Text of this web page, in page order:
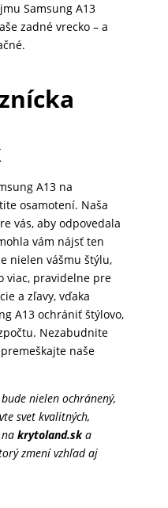
Samsung A13
zadné vrecko – a
A13 na
osamotení. Naša
vás, aby odpovedala
vám nájsť ten
nielen vášmu štýlu,
viac, pravidelne pre
a zľavy, vďaka
A13 ochrániť štýlovo,
Nezabudnite
naše
nielen ochránený,
svet kvalitných,
krytoland.ska
zmení vzhľad aj